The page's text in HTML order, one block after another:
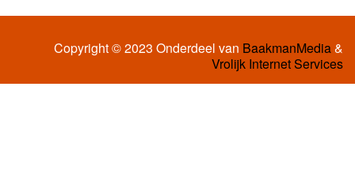
Copyright © 2023 Onderdeel van BaakmanMedia&
Vrolijk Internet Services